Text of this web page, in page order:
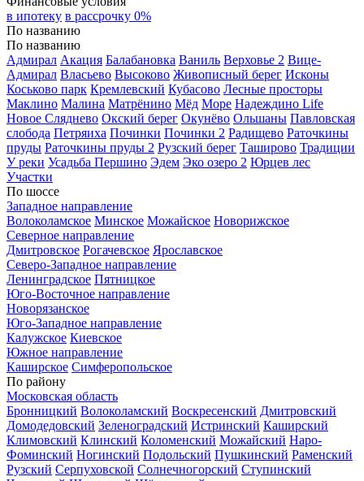
в ипотеку в рассрочку 0%
По названию
По названию
Адмирал Акация Балабановка Ваниль Верховье 2 Вице-
Адмирал Власьево Высоково Живописный берег Исконы
Коськово парк Кремлевский Кубасово Лесные просторы
Маклино Малина Матрёнино Мёд Море Надеждино Life
Новое Сляднево Окский берег Окунёво Ольшаны Павловская
слобода Петряиха Починки Починки 2 Радищево Раточкины
пруды Раточкины пруды 2 Рузский берег Таширово Традиции
У реки Усадьба Першино Эдем Эко озеро 2 Юрцев лес
Участки
По шоссе
Западное направление
Волоколамское Минское Можайское Новорижское
Северное направление
Дмитровское Рогачевское Ярославское
Северо-Западное направление
Ленинградское Пятницкое
Юго-Восточное направление
Новорязанское
Юго-Западное направление
Калужское Киевское
Южное направление
Каширское Симферопольское
По району
Московская область
Бронницкий Волоколамский Воскресенский Дмитровский
Домодедовский Зеленоградский Истринский Каширский
Климовский Клинский Коломенский Можайский Наро-
Фоминский Ногинский Подольский Пушкинский Раменский
Рузский Серпуховской Солнечногорский Ступинский